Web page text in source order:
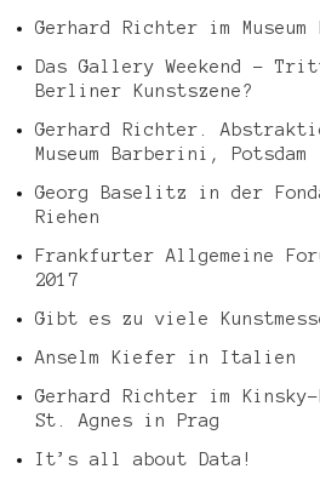
Gerhard Richter im
Das Gallery Weekend –
Berliner Kunstszene?
Gerhard Richter.
Museum Barberini, Potsdam
Georg Baselitz in der
Riehen
Frankfurter Allgemeine
2017
Gibt es zu viele
Anselm Kiefer in Italien
Gerhard Richter im
St. Agnes in Prag
It’s all about Data!